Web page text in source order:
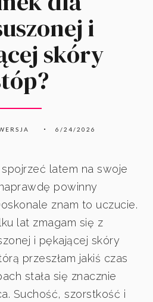
i
skóry
6/24/2026
latem na swoje
powinny
znam to uczucie.
lat zmagam się z
i pękającej skóry
przeszłam jakiś czas
stała się znacznie
Suchość, szorstkość i